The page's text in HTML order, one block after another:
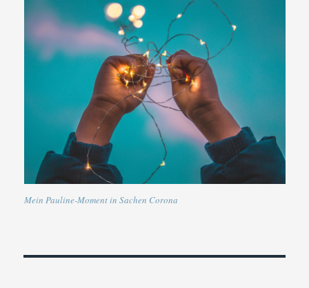
Mein Pauline-Moment in Sachen Corona